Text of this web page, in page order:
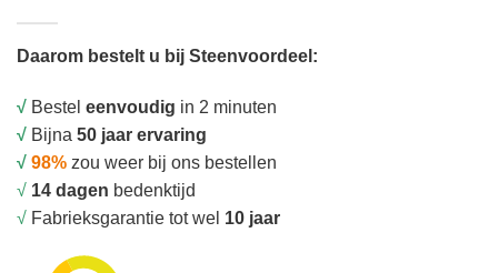
Daarom bestelt u bij Steenvoordeel:
√ Bestel eenvoudig in 2 minuten
√ Bijna 50 jaar ervaring
√ 98% zou weer bij ons bestellen
√ 14 dagen bedenktijd
√ Fabrieksgarantie tot wel 10 jaar